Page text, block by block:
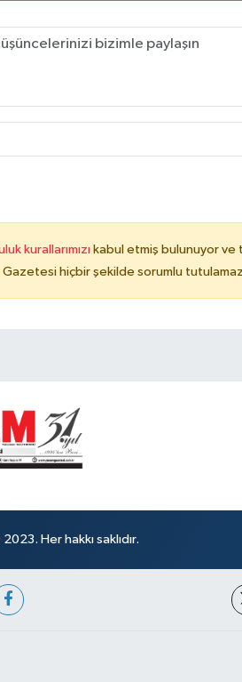
kurallarımızı kabul etmiş bulunuyor ve
Gazetesi hiçbir şekilde sorumlu
Her hakkı saklıdır.